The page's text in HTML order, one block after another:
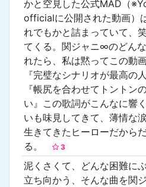
かと空見した公式MAD（
officialに公開された動画）
れでもかと詰まっていて、
てくる。関ジャニ∞のどん
れたら、私は黙ってこの動
『完璧なシナリオが最高の
『帳尻を合わせてトントン
い』この歌詞がこんなに響
いも味見してきて、薄情な
生きてきたヒーローだから
る。
3
泥くさくて、どんな困難に
立ち向かう、そんな曲を関